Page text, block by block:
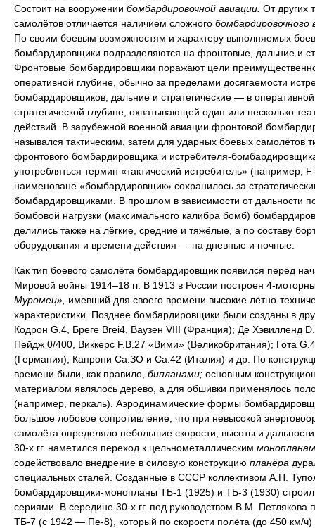
Состоит на вооружении бомбардировочной авиации. От других
самолётов отличается наличием сложного бомбардировочного
По своим боевым возможностям и характеру выполняемых
бомбардировщики подразделяются на фронтовые, дальние и
Фронтовые бомбардировщики поражают цели
оперативной глубине, обычно за пределами досягаемости
бомбардировщиков, дальние и стратегические — в
стратегической глубине, охватывающей один или несколько
действий. В зарубежной военной авиации фронтовой
назывался тактическим, затем для ударных боевых самолётов
фронтового бомбардировщика и истребителя-
употребляться термин «тактический истребитель» (например,
наименоване «бомбардировщик» сохранилось за
бомбардировщиками. В прошлом в зависимости от дальности
бомбовой нагрузки (максимального калибра бомб)
делились также на лёгкие, средние и тяжёлые, а по составу
оборудования и времени действия — на дневные и ночные.
Как тип боевого самолёта бомбардировщик появился перед
Мировой войны 1914–18 гг. В 1913 в России построен 4-
Муромец», имевший для своего времени высокие лётно-
характеристики. Позднее бомбардировщики были созданы в
Кодрон G.4, Бреге Brei4, Ваузен VIII (Франция); Де Хэвилленд
Пейдж 0/400, Виккерс F.B.27 «Вими» (Великобритания); Гота
(Германия); Капрони Са.ЗО и Са.42 (Италия) и др. По
времени были, как правило, бипланами; основным
материалом являлось дерево, а для обшивки применялось
(например, перкаль). Аэродинамические формы
большое лобовое сопротивление, что при невысокой
самолёта определяло небольшие скорости, высоты и
30-х гг. наметился переход к цельнометаллическим
содействовало внедрение в силовую конструкцию планёра
специальных сталей. Созданные в СССР коллективом А.Н.
бомбардировщики-монопланы ТБ-1 (1925) и ТБ-3 (1930)
сериями. В середине 30-х гг. под руководством В.М. Петлякова
ТБ-7 (с 1942 — Пе-8), который по скорости полёта (до 450 км/ч)